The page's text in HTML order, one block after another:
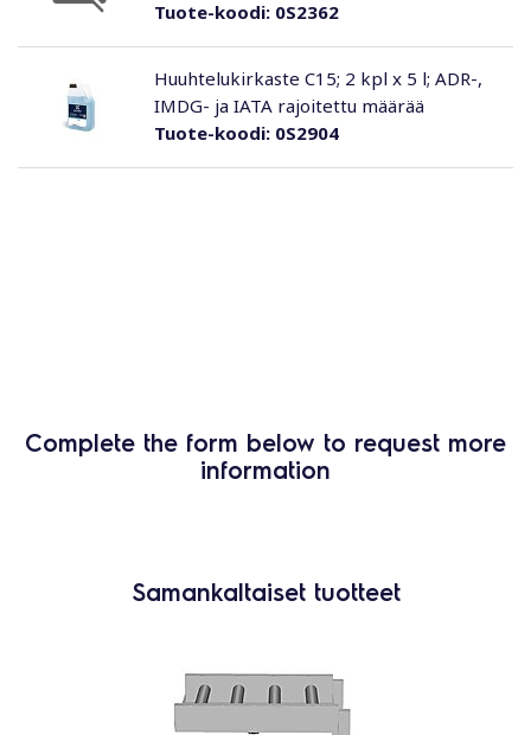
Tuote-koodi:0S2362
Tuote-koodi:0S2904
Huuhtelukirkaste C15; 2 kpl x 5 l; ADR-,
IMDG- ja IATA rajoitettu määrää
Complete the form below to request more
information
Samankaltaiset tuotteet